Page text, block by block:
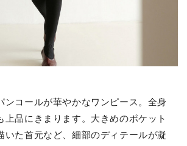
ンコールが華やかなワンピース。全身
上品にきまります。大きめのポケット
いた首元など、細部のディテールが凝